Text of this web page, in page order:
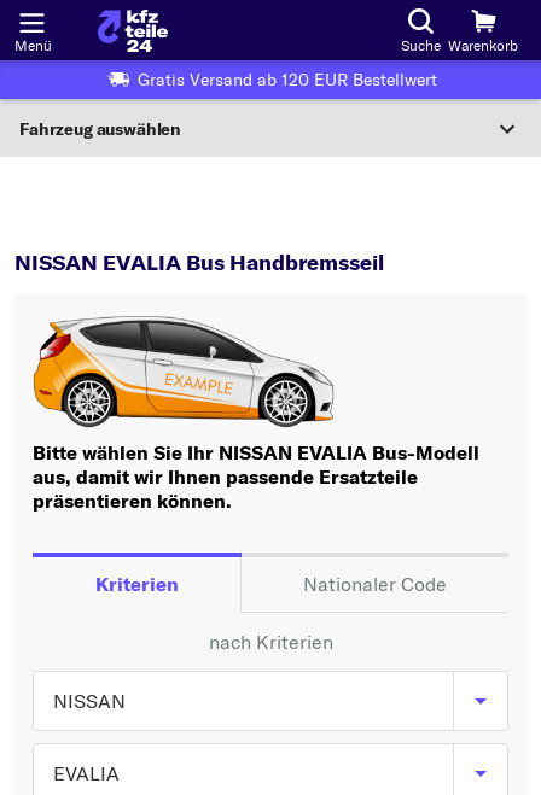
Menü Suche Warenkorb
Gratis Versand ab 120 EUR Bestellwert
Fahrzeug auswählen
Wo finde ich die?
Oder
Oder Fahrzeugauswahl nach Kriterien:
Hersteller wählen
Modell wählen
Typ wählen
NISSAN EVALIA Bus Handbremsseil
Bitte wählen Sie Ihr NISSAN EVALIA Bus-Modell
aus, damit wir Ihnen passende Ersatzteile
präsentieren können.
Kriterien Nationaler Code
nach Kriterien
NISSAN
EVALIA